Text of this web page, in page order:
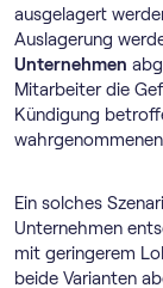
ausgelagert
Auslagerung
Unternehmen
Mitarbeiter die
Kündigung
Ein solches
Unternehmen
mit geringerem
beide Varianten